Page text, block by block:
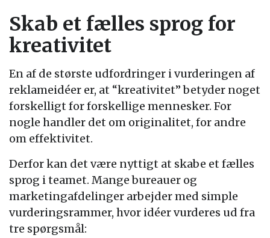
Skab et fælles sprog for
kreativitet
En af de største udfordringer i vurderingen af
reklameidéer er, at “kreativitet” betyder noget
forskelligt for forskellige mennesker. For
nogle handler det om originalitet, for andre
om effektivitet.
Derfor kan det være nyttigt at skabe et fælles
sprog i teamet. Mange bureauer og
marketingafdelinger arbejder med simple
vurderingsrammer, hvor idéer vurderes ud fra
tre spørgsmål: